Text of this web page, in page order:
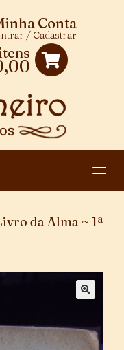
Conta
/ Cadastrar
da Alma ~ 1ª